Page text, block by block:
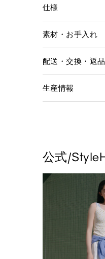
仕様
素材・お手入れ
配送・交換・返
生産情報
公式/